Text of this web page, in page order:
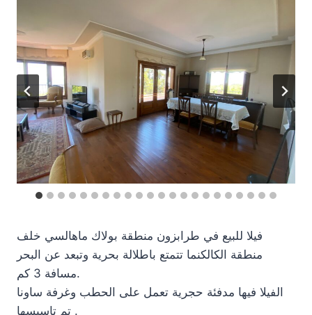
فيلا للبيع في طرابزون منطقة بولاك ماهالسي خلف
منطقة الكالكنما تتمتع باطلالة بحرية وتبعد عن البحر
مسافة 3 كم.
الفيلا فيها مدفئة حجرية تعمل على الحطب وغرفة ساونا
تم تاسيسها .